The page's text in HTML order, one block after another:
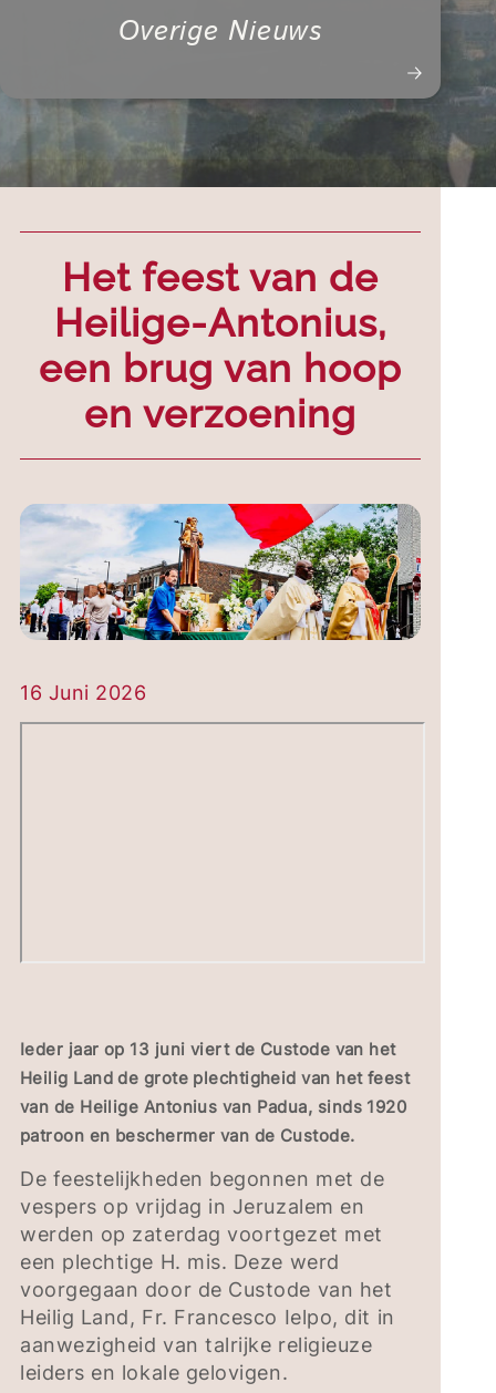
Overige Nieuws
Het feest van de
Heilige-Antonius,
een brug van hoop
en verzoening
16 Juni 2026
Ieder jaar op 13 juni viert de Custode van het
Heilig Land de grote plechtigheid van het feest
van de Heilige Antonius van Padua, sinds 1920
patroon en beschermer van de Custode.
De feestelijkheden begonnen met de
vespers op vrijdag in Jeruzalem en
werden op zaterdag voortgezet met
een plechtige H. mis. Deze werd
voorgegaan door de Custode van het
Heilig Land, Fr. Francesco Ielpo, dit in
aanwezigheid van talrijke religieuze
leiders en lokale gelovigen.